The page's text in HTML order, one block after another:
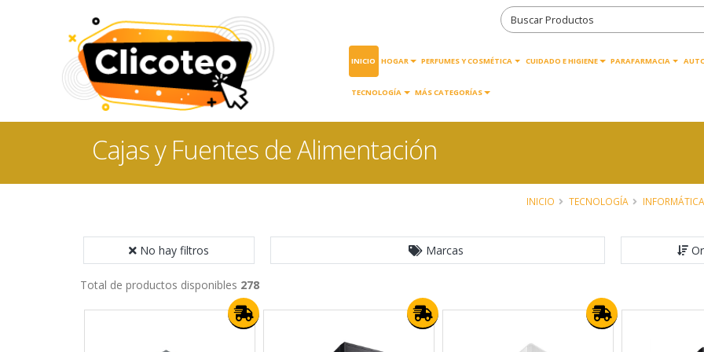
INICIO HOGAR PERFUMES Y COSMÉTICA CUIDADO E HIGIENE PARAFARMACIA
TECNOLOGÍA MÁS CATEGORÍAS
Cajas y Fuentes de Alimentación
INICIO TECNOLOGÍA INFORMÁTICA
No hay filtros Marcas
Total de productos disponibles 278